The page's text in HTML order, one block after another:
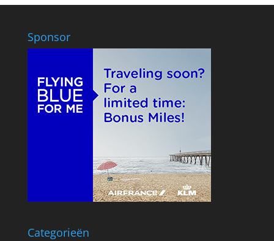
Sponsor
Categorieën